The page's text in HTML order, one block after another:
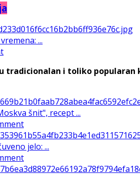
...
tradicionalan i toliko
šnit", recept ...
jelo: ...